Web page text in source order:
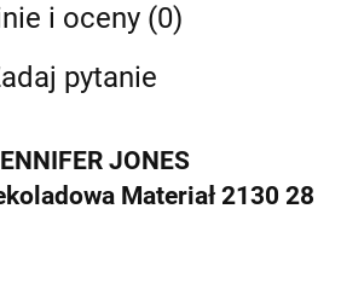
i oceny (0)
pytanie
JONES
Materiał 2130 28